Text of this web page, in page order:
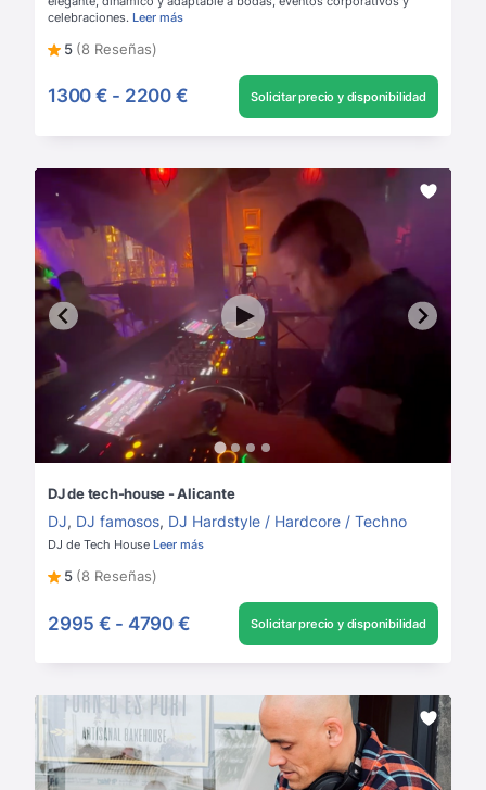
celebraciones. Leer más
5 (8 Reseñas)
1300 € - 2200 € Solicitar precio y disponibilidad
DJ de tech-house - Alicante
DJ, DJ famosos, DJ Hardstyle / Hardcore / Techno
DJ de Tech House Leer más
5 (8 Reseñas)
2995 € - 4790 € Solicitar precio y disponibilidad